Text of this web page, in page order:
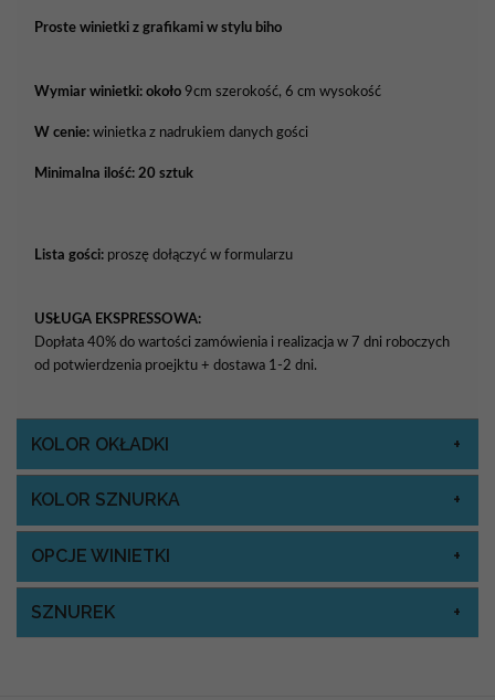
Proste winietki z grafikami w stylu biho
Wymiar winietki: około 9cm szerokość, 6 cm wysokość
W cenie: winietka z nadrukiem danych gości
Minimalna ilość: 20 sztuk
Lista gości: proszę dołączyć w formularzu
USŁUGA EKSPRESSOWA:
Dopłata 40% do wartości zamówienia i realizacja w 7 dni roboczych
od potwierdzenia proejktu + dostawa 1-2 dni.
KOLOR OKŁADKI
KOLOR SZNURKA
OPCJE WINIETKI
SZNUREK